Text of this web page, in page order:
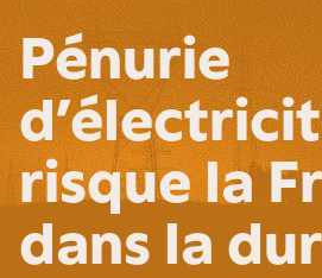
Pénurie
risque la
dans la